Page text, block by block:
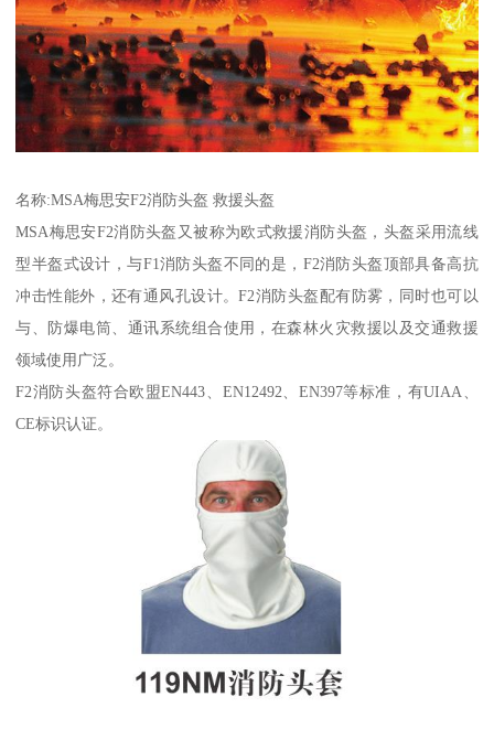
名称:MSA梅思安F2消防头盔 救援头盔
MSA梅思安F2消防头盔又被称为欧式救援消防头盔，头盔采用流线
型半盔式设计，与F1消防头盔不同的是，F2消防头盔顶部具备高抗
冲击性能外，还有通风孔设计。F2消防头盔配有防雾，同时也可以
与、防爆电筒、通讯系统组合使用，在森林火灾救援以及交通救援
领域使用广泛。
F2消防头盔符合欧盟EN443、EN12492、EN397等标准，有UIAA、
CE标识认证。